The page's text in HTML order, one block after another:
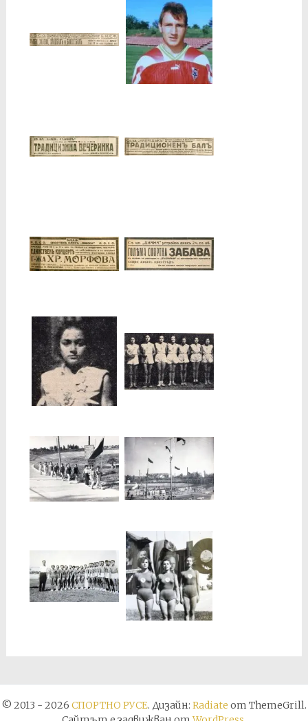
© 2013 - 2026 СПОРТНО РУСЕ. Дизайн: Radiate от ThemeGrill.